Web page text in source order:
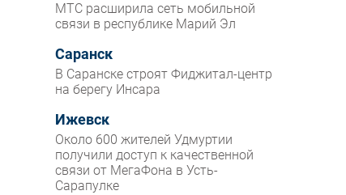
МТС расширила сеть мобильной
связи в республике Марий Эл
Саранск
В Саранске строят Фиджитал-центр
на берегу Инсара
Ижевск
Около 600 жителей Удмуртии
получили доступ к качественной
связи от МегаФона в Усть-
Сарапулке